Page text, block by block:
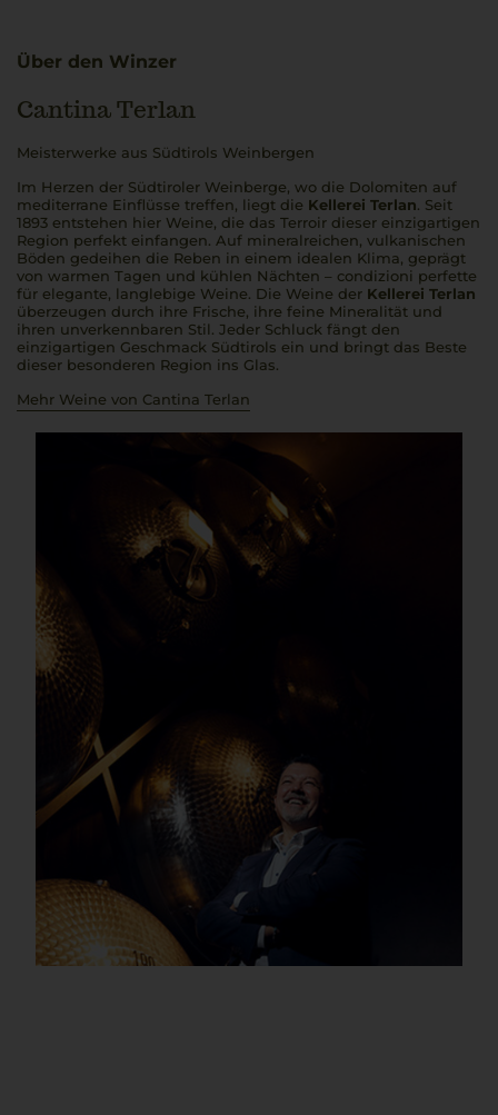
Über den Winzer
Cantina Terlan
Meisterwerke aus Südtirols Weinbergen
Im Herzen der Südtiroler Weinberge, wo die Dolomiten auf
mediterrane Einflüsse treffen, liegt die Kellerei Terlan. Seit
1893 entstehen hier Weine, die das Terroir dieser einzigartigen
Region perfekt einfangen. Auf mineralreichen, vulkanischen
Böden gedeihen die Reben in einem idealen Klima, geprägt
von warmen Tagen und kühlen Nächten – condizioni perfette
für elegante, langlebige Weine. Die Weine der Kellerei Terlan
überzeugen durch ihre Frische, ihre feine Mineralität und
ihren unverkennbaren Stil. Jeder Schluck fängt den
einzigartigen Geschmack Südtirols ein und bringt das Beste
dieser besonderen Region ins Glas.
Mehr Weine von Cantina Terlan